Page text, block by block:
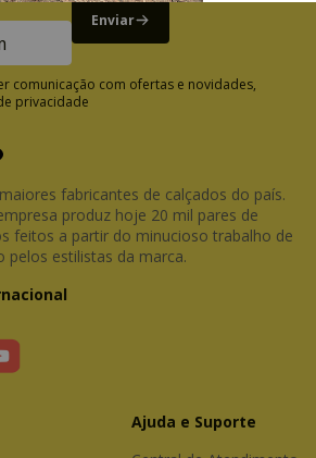
Enviar
comunicação com ofertas e novidades,
privacidade
fabricantes de calçados do país.
produz hoje 20 mil pares de
feitos a partir do minucioso trabalho de
pelos estilistas da marca.
Ajuda e Suporte